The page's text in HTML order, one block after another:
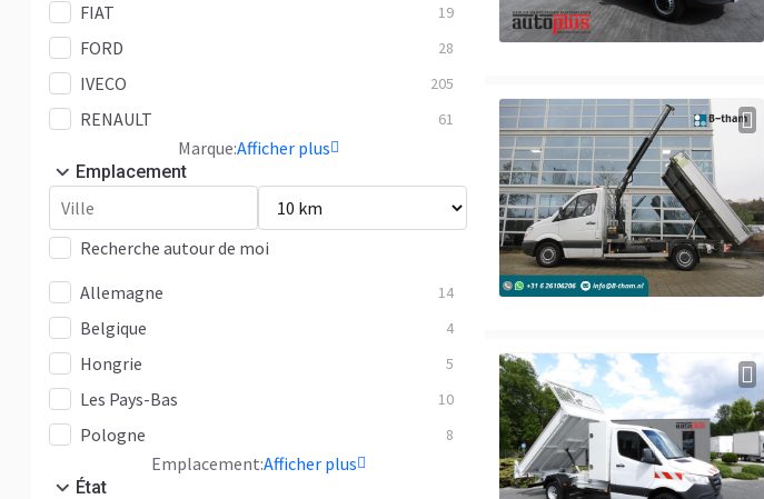
Sprinter 32
Vario 2
Autre 10
FIAT 19
FORD 28
IVECO 205
RENAULT 61
Marque:Afficher plus
Emplacement
Recherche autour de moi
Allemagne
14
Belgique 4
Hongrie 5
Les Pays-Bas 10
Pologne 8
Emplacement:Afficher plus
État